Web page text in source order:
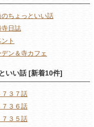
のちょっといい話
寺日誌
ト
デン＆寺カフェ
いい話 [新着10件]
７３７話
７３６話
７３５話